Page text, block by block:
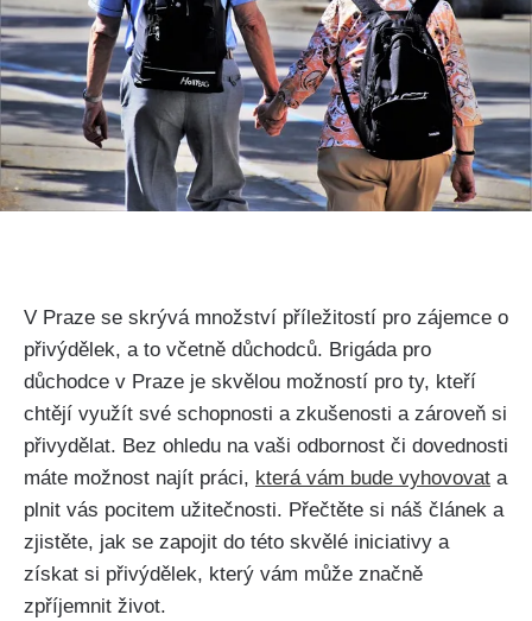
V Praze se skrývá množství příležitostí pro zájemce o
přivýdělek, a to včetně důchodců. Brigáda pro
důchodce v Praze je skvělou možností pro ty, kteří
chtějí využít své schopnosti a zkušenosti a zároveň si
přivydělat. Bez ohledu na vaši odbornost či dovednosti
máte možnost najít práci, která vám bude vyhovovat a
plnit vás pocitem užitečnosti. Přečtěte si náš článek a
zjistěte, jak se zapojit do této skvělé iniciativy a
získat si přivýdělek, který vám může značně
zpříjemnit život.